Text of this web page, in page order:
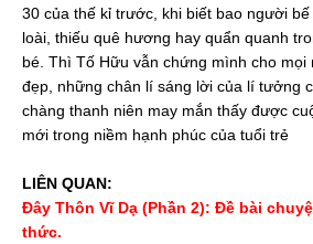
30 của thế kỉ trước, khi biết bao người
loài, thiếu quê hương hay quẩn quanh
bé. Thì Tố Hữu vẫn chứng mình cho
đẹp, những chân lí sáng lời của lí tưởng
chàng thanh niên may mắn thấy được
mới trong niềm hạnh phúc của tuổi trẻ
LIÊN QUAN:
Đây Thôn Vĩ Dạ (Phần 2): Đề bài
thức.